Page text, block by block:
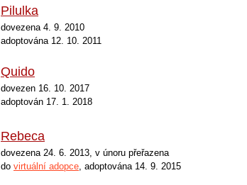
Pilulka
dovezena 4. 9. 2010
adoptována 12. 10. 2011
Quido
dovezen 16. 10. 2017
adoptován 17. 1. 2018
Rebeca
dovezena 24. 6. 2013, v únoru přeřazena
do virtuální adopce, adoptována 14. 9. 2015